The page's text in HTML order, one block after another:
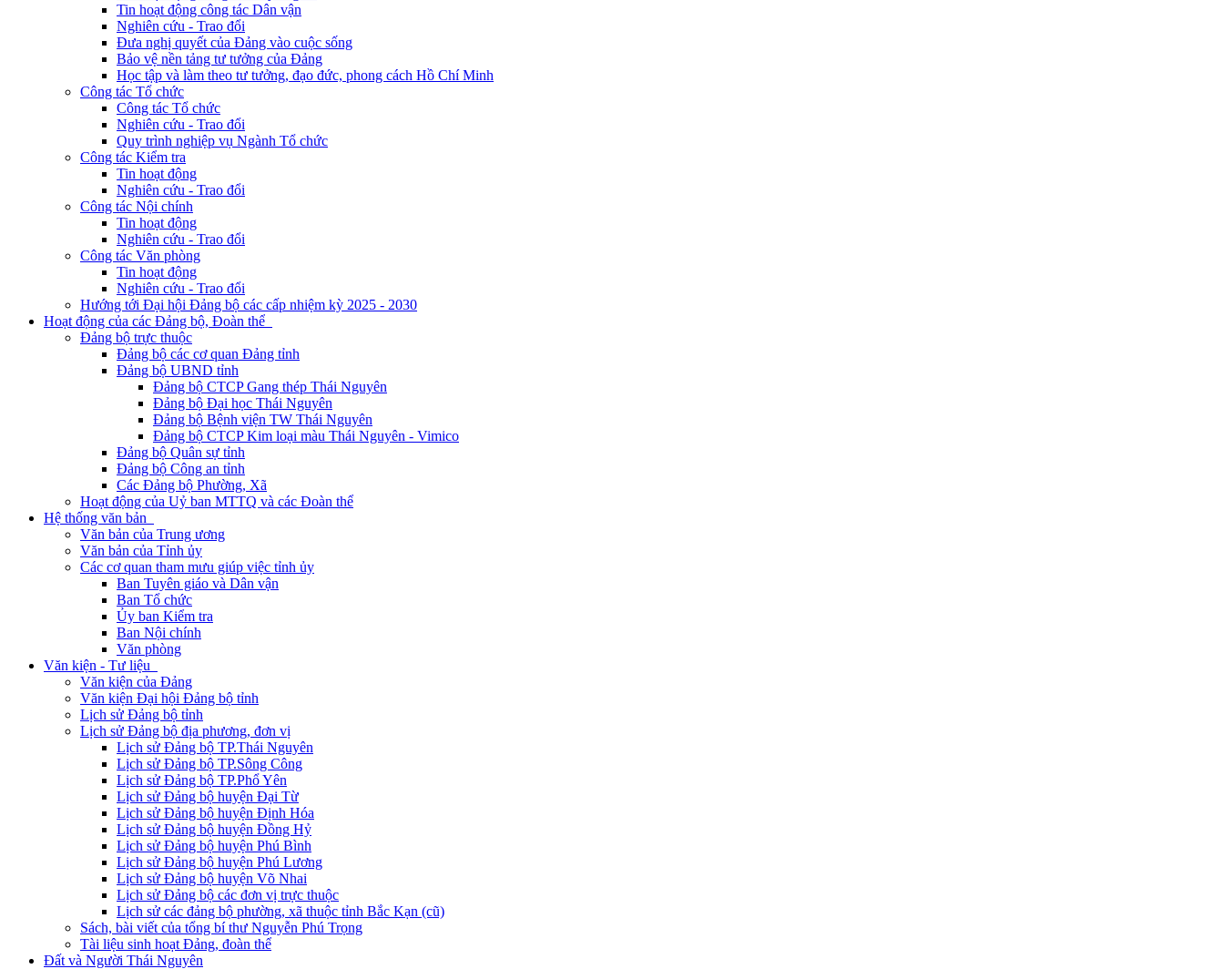
Tin hoạt động công tác Dân vận
Nghiên cứu - Trao đổi
Đưa nghị quyết của Đảng vào cuộc sống
Bảo vệ nền tảng tư tưởng của Đảng
Học tập và làm theo tư tưởng, đạo đức, phong cách Hồ Chí Minh
Công tác Tổ chức
Công tác Tổ chức
Nghiên cứu - Trao đổi
Quy trình nghiệp vụ Ngành Tổ chức
Công tác Kiểm tra
Tin hoạt động
Nghiên cứu - Trao đổi
Công tác Nội chính
Tin hoạt động
Nghiên cứu - Trao đổi
Công tác Văn phòng
Tin hoạt động
Nghiên cứu - Trao đổi
Hướng tới Đại hội Đảng bộ các cấp nhiệm kỳ 2025 - 2030
Hoạt động của các Đảng bộ, Đoàn thể
Đảng bộ trực thuộc
Đảng bộ các cơ quan Đảng tỉnh
Đảng bộ UBND tỉnh
Đảng bộ CTCP Gang thép Thái Nguyên
Đảng bộ Đại học Thái Nguyên
Đảng bộ Bệnh viện TW Thái Nguyên
Đảng bộ CTCP Kim loại màu Thái Nguyên - Vimico
Đảng bộ Quân sự tỉnh
Đảng bộ Công an tỉnh
Các Đảng bộ Phường, Xã
Hoạt động của Uỷ ban MTTQ và các Đoàn thể
Hệ thống văn bản
Văn bản của Trung ương
Văn bản của Tỉnh ủy
Các cơ quan tham mưu giúp việc tỉnh ủy
Ban Tuyên giáo và Dân vận
Ban Tổ chức
Ủy ban Kiểm tra
Ban Nội chính
Văn phòng
Văn kiện - Tư liệu
Văn kiện của Đảng
Văn kiện Đại hội Đảng bộ tỉnh
Lịch sử Đảng bộ tỉnh
Lịch sử Đảng bộ địa phương, đơn vị
Lịch sử Đảng bộ TP.Thái Nguyên
Lịch sử Đảng bộ TP.Sông Công
Lịch sử Đảng bộ TP.Phổ Yên
Lịch sử Đảng bộ huyện Đại Từ
Lịch sử Đảng bộ huyện Định Hóa
Lịch sử Đảng bộ huyện Đồng Hỷ
Lịch sử Đảng bộ huyện Phú Bình
Lịch sử Đảng bộ huyện Phú Lương
Lịch sử Đảng bộ huyện Võ Nhai
Lịch sử Đảng bộ các đơn vị trực thuộc
Lịch sử các đảng bộ phường, xã thuộc tỉnh Bắc Kạn (cũ)
Sách, bài viết của tổng bí thư Nguyễn Phú Trọng
Tài liệu sinh hoạt Đảng, đoàn thể
Đất và Người Thái Nguyên